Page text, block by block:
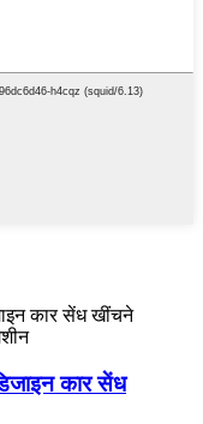
कार सेंध